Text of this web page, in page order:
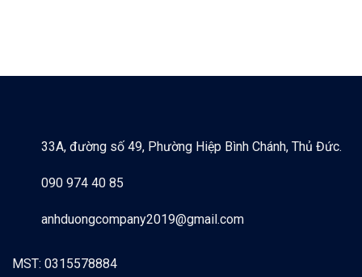
33A, đường số 49, Phường Hiệp Bình Chánh, Thủ Đức.
090 974 40 85
anhduongcompany2019@gmail.com
MST: 0315578884